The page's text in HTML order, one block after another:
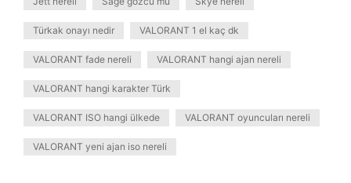
Türkak onayı nedir VALORANT 1 el kaç dk
VALORANT fade nereli VALORANT hangi ajan nereli
VALORANT hangi karakter Türk
VALORANT ISO hangi ülkede VALORANT oyuncuları nereli
VALORANT yeni ajan iso nereli